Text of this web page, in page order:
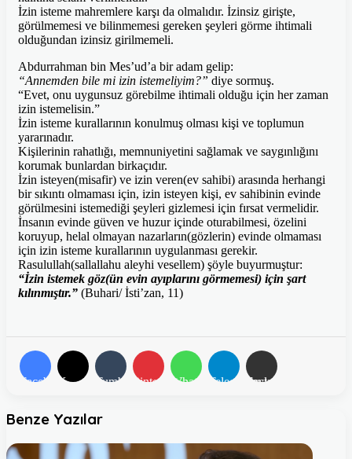
İzin isteme mahremlere karşı da olmalıdır. İzinsiz girişte,
görülmemesi ve bilinmemesi gereken şeyleri görme ihtimali
olduğundan izinsiz girilmemeli.
Abdurrahman bin Mes’ud’a bir adam gelip:
“Annemden bile mi izin istemeliyim?” diye sormuş.
“Evet, onu uygunsuz görebilme ihtimali olduğu için her zaman
izin istemelisin.”
İzin isteme kurallarının konulmuş olması kişi ve toplumun
yararınadır.
Kişilerinin rahatlığı, memnuniyetini sağlamak ve saygınlığını
korumak bunlardan birkaçıdır.
İzin isteyen(misafir) ve izin veren(ev sahibi) arasında herhangi
bir sıkıntı olmaması için, izin isteyen kişi, ev sahibinin evinde
görülmesini istemediği şeyleri gizlemesi için fırsat vermelidir.
İnsanın evinde güven ve huzur içinde oturabilmesi, özelini
koruyup, helal olmayan nazarların(gözlerin) evinde olmaması
için izin isteme kurallarının uygulanması gerekir.
Rasulullah(sallallahu aleyhi vesellem) şöyle buyurmuştur:
“İzin istemek göz(ün evin ayıplarını görmemesi) için şart
kılınmıştır.” (Buhari/ İsti’zan, 11)
Facebook
X Tumblr PinterestWhatsAppTelegramE-Posta ile paylaş
Benze Yazılar